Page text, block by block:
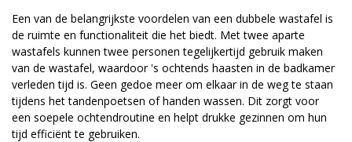
Een van de belangrijkste voordelen van een dubbele wastafel is
de ruimte en functionaliteit die het biedt. Met twee aparte
wastafels kunnen twee personen tegelijkertijd gebruik maken
van de wastafel, waardoor 's ochtends haasten in de badkamer
verleden tijd is. Geen gedoe meer om elkaar in de weg te staan
tijdens het tandenpoetsen of handen wassen. Dit zorgt voor
een soepele ochtendroutine en helpt drukke gezinnen om hun
tijd efficiënt te gebruiken.